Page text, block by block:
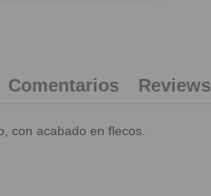
Comentarios Reviews
con acabado en flecos.